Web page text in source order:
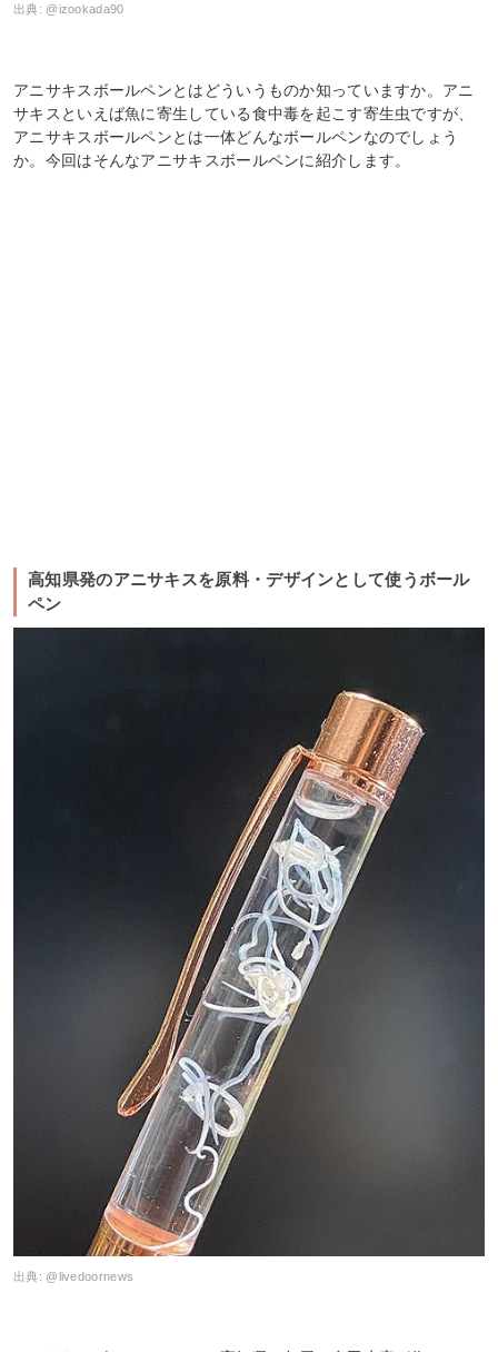
出典: @izookada90
アニサキスボールペンとはどういうものか知っていますか。アニ
サキスといえば魚に寄生している食中毒を起こす寄生虫ですが、
アニサキスボールペンとは一体どんなボールペンなのでしょう
か。今回はそんなアニサキスボールペンに紹介します。
高知県発のアニサキスを原料・デザインとして使うボール
ペン
出典: @livedoornews